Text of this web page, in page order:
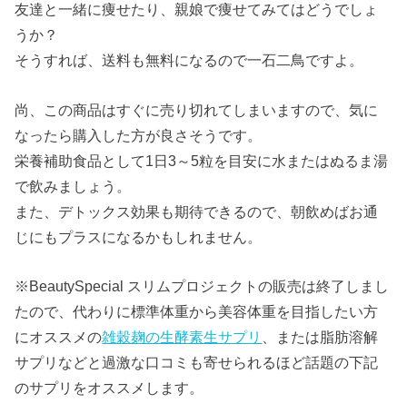
友達と一緒に痩せたり、親娘で痩せてみてはどうでしょ
うか？
そうすれば、送料も無料になるので一石二鳥ですよ。
尚、この商品はすぐに売り切れてしまいますので、気に
なったら購入した方が良さそうです。
栄養補助食品として1日3～5粒を目安に水またはぬるま湯
で飲みましょう。
また、デトックス効果も期待できるので、朝飲めばお通
じにもプラスになるかもしれません。
※BeautySpecial スリムプロジェクトの販売は終了しまし
たので、代わりに標準体重から美容体重を目指したい方
にオススメの雑穀麹の生酵素生サプリ
、または脂肪溶解
サプリなどと過激な口コミも寄せられるほど話題の下記
のサプリをオススメします。